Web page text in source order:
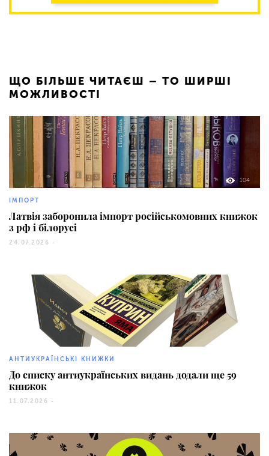
ЩО БІЛЬШЕ ЧИТАЄШ – ТО ШИРШІ
МОЖЛИВОСТІ
104
ІМПОРТ
Латвія заборонила імпорт російськомовних книжок
з рф і білорусі
24.07.2026 -
АНТИУКРАЇНСЬКІ КНИЖКИ
До списку антиукраїнських видань додали ще 59
книжок
11.07.2026 -